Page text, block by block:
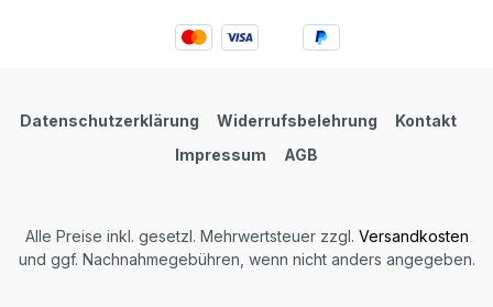
Datenschutzerklärung Widerrufsbelehrung
Kontakt
Impressum
AGB
Alle Preise inkl. gesetzl. Mehrwertsteuer zzgl. Versandkosten
und ggf. Nachnahmegebühren, wenn nicht anders angegeben.